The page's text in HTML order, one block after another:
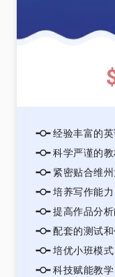
经验丰富的
科学严谨的
紧密贴合维
培养写作能力
提高作品分析
配套的测试
培优小班模式
科技赋能教学